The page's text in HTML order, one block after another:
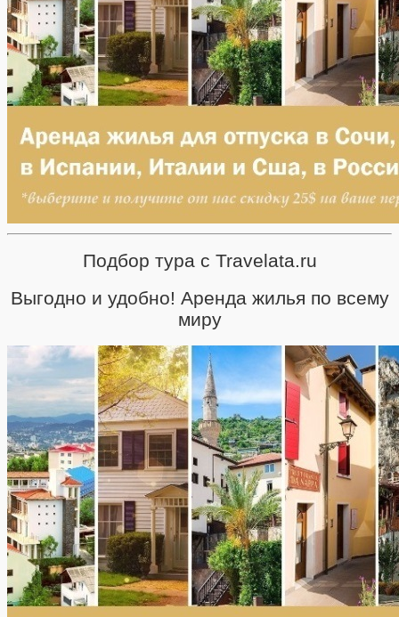
Подбор тура с Travelata.ru
Выгодно и удобно! Аренда жилья по всему
миру